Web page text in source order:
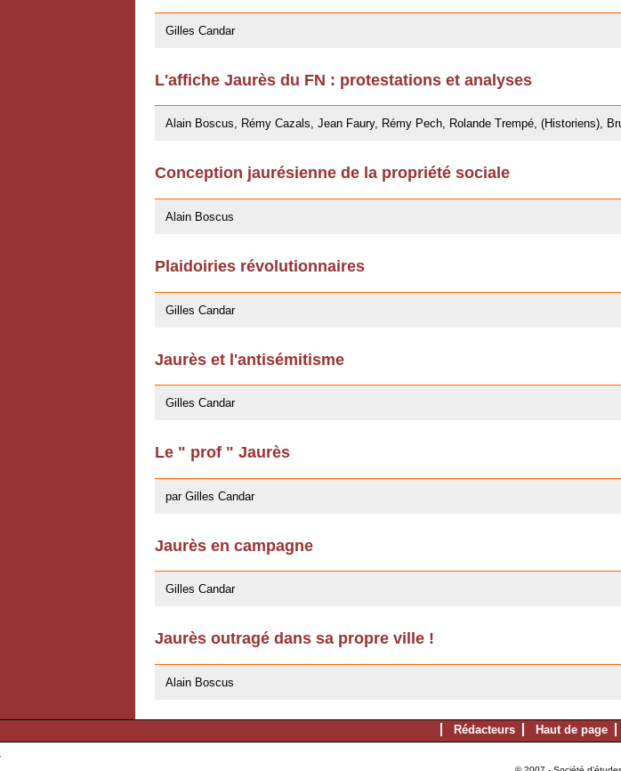
Gilles Candar
L'affiche Jaurès du FN : protestations et analyses
Alain Boscus, Rémy Cazals, Jean Faury, Rémy Pech, Rolande Trempé, (Historiens),
Conception jaurésienne de la propriété sociale
Alain Boscus
Plaidoiries révolutionnaires
Gilles Candar
Jaurès et l'antisémitisme
Gilles Candar
Le " prof " Jaurès
par Gilles Candar
Jaurès en campagne
Gilles Candar
Jaurès outragé dans sa propre ville !
Alain Boscus
Rédacteurs Haut de page